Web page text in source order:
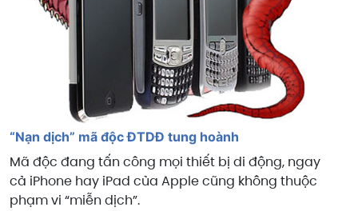
“Nạn dịch” mã độc ĐTDĐ tung hoành
Mã độc đang tấn công mọi thiết bị di động, ngay
cả iPhone hay iPad của Apple cũng không thuộc
phạm vi “miễn dịch”.